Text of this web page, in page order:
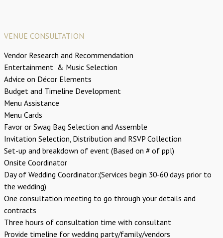
VENUE CONSULTATION
Vendor Research and Recommendation
Entertainment & Music Selection
Advice on Décor Elements
Budget and Timeline Development
Menu Assistance
Menu Cards
Favor or Swag Bag Selection and Assemble
Invitation Selection, Distribution and RSVP Collection
Set-up and breakdown of event (Based on # of ppl)
Onsite Coordinator
Day of Wedding Coordinator:(Services begin 30-60 days prior to
the wedding)
One consultation meeting to go through your details and
contracts
Three hours of consultation time with consultant
Provide timeline for wedding party/family/vendors